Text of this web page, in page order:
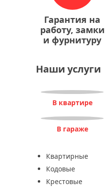
Гарантия на
работу, замки
и фурнитуру
Наши услуги
В квартире
В гараже
Квартирные
Кодовые
Крестовые